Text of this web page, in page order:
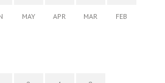
MAY APR MAR FEB